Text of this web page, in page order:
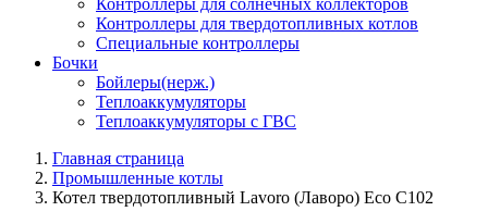
Контроллеры для солнечных коллекторов
Контроллеры для твердотопливных котлов
Специальные контроллеры
Бочки
Бойлеры(нерж.)
Теплоаккумуляторы
Теплоаккумуляторы с ГВС
Главная страница
Промышленные котлы
Котел твердотопливный Lavoro (Лаворо) Eco С102